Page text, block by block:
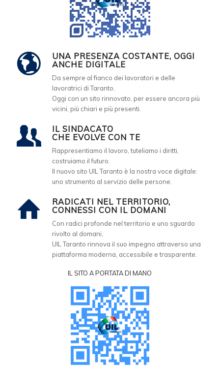
UNA PRESENZA COSTANTE, OGGI
ANCHE DIGITALE
Da sempre al fianco dei lavoratori e delle
lavoratrici di Taranto.
Oggi con un sito rinnovato, per essere ancora più
vicini, più chiari e più presenti.
IL SINDACATO
CHE EVOLVE CON TE
Rappresentiamo il lavoro, tuteliamo i diritti,
costruiamo il futuro.
Il nuovo sito UIL Taranto è la nostra voce digitale:
uno strumento al servizio delle persone.
RADICATI NEL TERRITORIO,
CONNESSI CON IL DOMANI
Con radici profonde nel territorio e uno sguardo
rivolto al domani,
UIL Taranto rinnova il suo impegno attraverso una
piattaforma moderna, accessibile e trasparente.
IL SITO A PORTATA DI MANO